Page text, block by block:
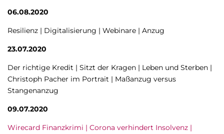
06.08.2020
Resilienz | Digitalisierung | Webinare | Anzug
23.07.2020
Der richtige Kredit | Sitzt der Kragen | Leben und Sterben |
Christoph Pacher im Portrait | Maßanzug versus
Stangenanzug
09.07.2020
Wirecard Finanzkrimi | Corona verhindert Insolvenz |